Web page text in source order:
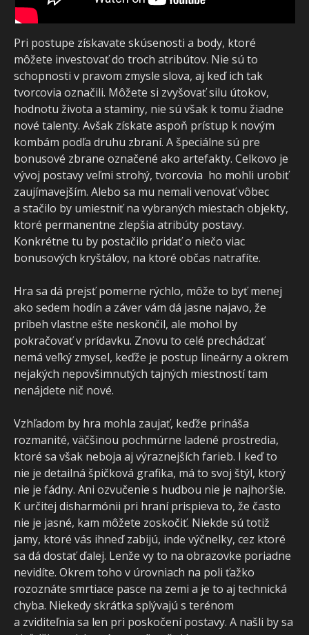
Pri postupe získavate skúsenosti a body, ktoré
môžete investovať do troch atribútov. Nie sú to
schopnosti v pravom zmysle slova, aj keď ich tak
tvorcovia označili. Môžete si zvyšovať silu útokov,
hodnotu života a staminy, nie sú však k tomu žiadne
nové talenty. Avšak získate aspoň prístup k novým
kombám podľa druhu zbraní. A špeciálne sú pre
bonusové zbrane označené ako artefakty. Celkovo je
vývoj postavy veľmi strohý, tvorcovia ho mohli urobiť
zaujímavejším. Alebo sa mu nemali venovať vôbec
a stačilo by umiestniť na vybraných miestach objekty,
ktoré permanentne zlepšia atribúty postavy.
Konkrétne tu by postačilo pridať o niečo viac
bonusových kryštálov, na ktoré občas natrafíte.
Hra sa dá prejsť pomerne rýchlo, môže to byť menej
ako sedem hodín a záver vám dá jasne najavo, že
príbeh vlastne ešte neskončil, ale mohol by
pokračovať v prídavku. Znovu to celé prechádzať
nemá veľký zmysel, keďže je postup lineárny a okrem
nejakých nepovšimnutých tajných miestností tam
nenájdete nič nové.
Vzhľadom by hra mohla zaujať, keďže prináša
rozmanité, väčšinou pochmúrne ladené prostredia,
ktoré sa však neboja aj výraznejších farieb. I keď to
nie je detailná špičková grafika, má to svoj štýl, ktorý
nie je fádny. Ani ozvučenie s hudbou nie je najhoršie.
K určitej disharmónii pri hraní prispieva to, že často
nie je jasné, kam môžete zoskočiť. Niekde sú totiž
jamy, ktoré vás ihneď zabijú, inde výčnelky, cez ktoré
sa dá dostať ďalej. Lenže vy to na obrazovke poriadne
nevidíte. Okrem toho v úrovniach na poli ťažko
rozoznáte smrtiace pasce na zemi a je to aj technická
chyba. Niekedy skrátka splývajú s terénom
a zviditeľnia sa len pri poskočení postavy. A našli by sa